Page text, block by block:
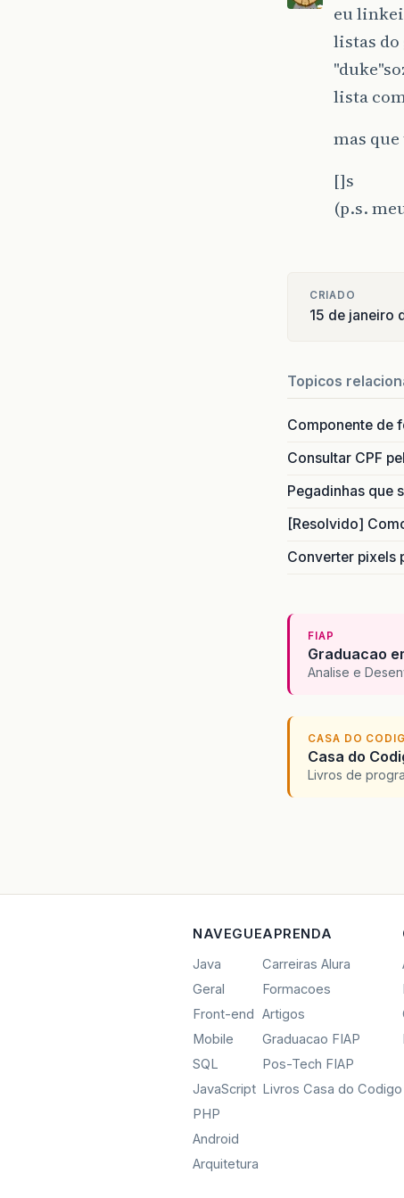
eu
listas
lista
mas
[]s
(p.s.
CRIADO
15 de janeiro
Topicos
Componente de
Consultar CPF
Pegadinhas que
[Resolvido]
Converter pixels
FIAP
Graduacao
Analise e
CASA DO
Casa do
Livros de
NAVEGUE
Java
Geral
Front-end
Mobile
SQL
JavaScript
PHP
Android
Arquitetura
APRENDA
Carreiras Alura
Formacoes
Artigos
Graduacao FIAP
Pos-Tech FIAP
Livros Casa do Codigo